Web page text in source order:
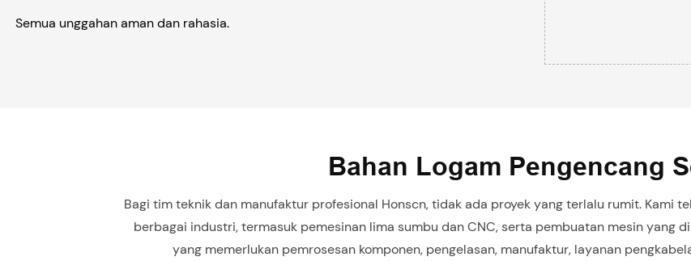
Semua unggahan aman dan rahasia.
Bahan Logam Pengencang
Bagi tim teknik dan manufaktur profesional Honscn, tidak ada proyek yang terlalu rumit. Kami
berbagai industri, termasuk pemesinan lima sumbu dan CNC, serta pembuatan mesin yang
yang memerlukan pemrosesan komponen, pengelasan, manufaktur, layanan